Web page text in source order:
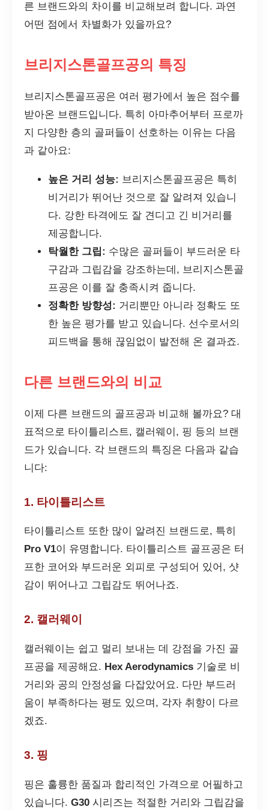
른 브랜드와의 차이를 비교해보려 합니다. 과연
어떤 점에서 차별화가 있을까요?
브리지스톤골프공의 특징
브리지스톤골프공은 여러 평가에서 높은 점수를
받아온 브랜드입니다. 특히 아마추어부터 프로까
지 다양한 층의 골퍼들이 선호하는 이유는 다음
과 같아요:
높은 거리 성능: 브리지스톤골프공은 특히
비거리가 뛰어난 것으로 잘 알려져 있습니
다. 강한 타격에도 잘 견디고 긴 비거리를
제공합니다.
탁월한 그립: 수많은 골퍼들이 부드러운 타
구감과 그립감을 강조하는데, 브리지스톤골
프공은 이를 잘 충족시켜 줍니다.
정확한 방향성: 거리뿐만 아니라 정확도 또
한 높은 평가를 받고 있습니다. 선수로서의
피드백을 통해 끊임없이 발전해 온 결과죠.
다른 브랜드와의 비교
이제 다른 브랜드의 골프공과 비교해 볼까요? 대
표적으로 타이틀리스트, 캘러웨이, 핑 등의 브랜
드가 있습니다. 각 브랜드의 특징은 다음과 같습
니다:
1. 타이틀리스트
타이틀리스트 또한 많이 알려진 브랜드로, 특히
Pro V1이 유명합니다. 타이틀리스트 골프공은 터
프한 코어와 부드러운 외피로 구성되어 있어, 샷
감이 뛰어나고 그립감도 뛰어나죠.
2. 캘러웨이
캘러웨이는 쉽고 멀리 보내는 데 강점을 가진 골
프공을 제공해요. Hex Aerodynamics 기술로 비
거리와 공의 안정성을 다잡았어요. 다만 부드러
움이 부족하다는 평도 있으며, 각자 취향이 다르
겠죠.
3. 핑
핑은 훌륭한 품질과 합리적인 가격으로 어필하고
있습니다. G30 시리즈는 적절한 거리와 그립감을